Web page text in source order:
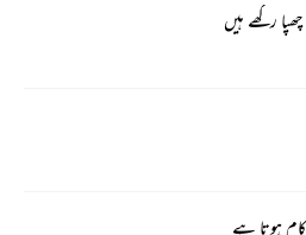
رکھے ہیں
ہوتا ہے